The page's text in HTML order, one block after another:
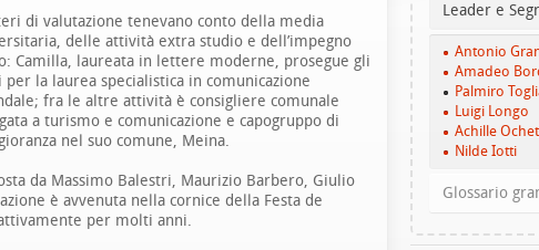
di valutazione tenevano conto della media
delle attività extra studio e dell’impegno
Camilla, laureata in lettere moderne, prosegue gli
per la laurea specialistica in comunicazione
fra le altre attività è consigliere comunale
a turismo e comunicazione e capogruppo di
nel suo comune, Meina.
da Massimo Balestri, Maurizio Barbero, Giulio
è avvenuta nella cornice della Festa de
per molti anni.
Leader e
Antonio
Amadeo
Palmiro
Luigi Longo
Achille
Nilde Iotti
Glossario